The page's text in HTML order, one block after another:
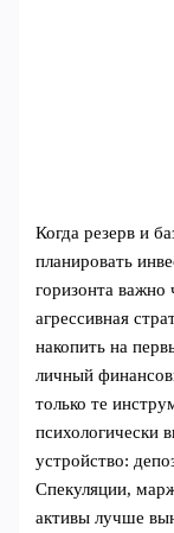
Когда резерв и
планировать
горизонта важно
агрессивная
накопить на
личный
только те
психологически
устройство:
Спекуляции,
активы лучше